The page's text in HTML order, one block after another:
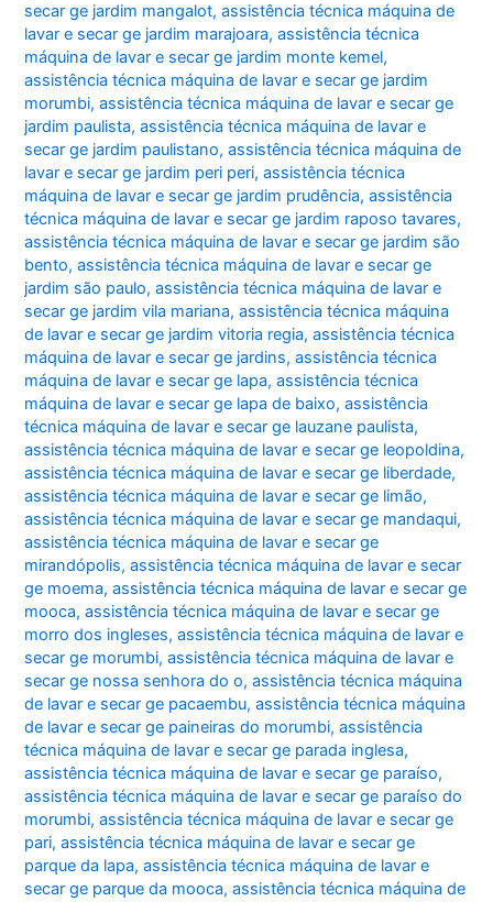
secar ge jardim mangalot,assistência técnica máquina de
lavar e secar ge jardim marajoara,assistência técnica
máquina de lavar e secar ge jardim monte kemel,
assistência técnica máquina de lavar e secar ge jardim
morumbi,assistência técnica máquina de lavar e secar ge
jardim paulista,assistência técnica máquina de lavar e
secar ge jardim paulistano,assistência técnica máquina de
lavar e secar ge jardim peri peri,assistência técnica
máquina de lavar e secar ge jardim prudência,assistência
técnica máquina de lavar e secar ge jardim raposo tavares,
assistência técnica máquina de lavar e secar ge jardim são
bento,assistência técnica máquina de lavar e secar ge
jardim são paulo,assistência técnica máquina de lavar e
secar ge jardim vila mariana,assistência técnica máquina
de lavar e secar ge jardim vitoria regia,assistência técnica
máquina de lavar e secar ge jardins,assistência técnica
máquina de lavar e secar ge lapa,assistência técnica
máquina de lavar e secar ge lapa de baixo,assistência
técnica máquina de lavar e secar ge lauzane paulista,
assistência técnica máquina de lavar e secar ge leopoldina,
assistência técnica máquina de lavar e secar ge liberdade,
assistência técnica máquina de lavar e secar ge limão,
assistência técnica máquina de lavar e secar ge mandaqui,
assistência técnica máquina de lavar e secar ge
mirandópolis,assistência técnica máquina de lavar e secar
ge moema,assistência técnica máquina de lavar e secar ge
mooca,assistência técnica máquina de lavar e secar ge
morro dos ingleses,assistência técnica máquina de lavar e
secar ge morumbi,assistência técnica máquina de lavar e
secar ge nossa senhora do o,assistência técnica máquina
de lavar e secar ge pacaembu,assistência técnica máquina
de lavar e secar ge paineiras do morumbi,assistência
técnica máquina de lavar e secar ge parada inglesa,
assistência técnica máquina de lavar e secar ge paraíso,
assistência técnica máquina de lavar e secar ge paraíso do
morumbi,assistência técnica máquina de lavar e secar ge
pari,assistência técnica máquina de lavar e secar ge
parque da lapa,assistência técnica máquina de lavar e
secar ge parque da mooca,assistência técnica máquina de